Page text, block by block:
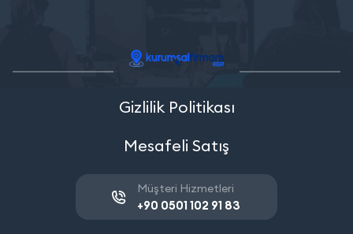
Gizlilik Politikası
Mesafeli Satış
Müşteri Hizmetleri
+90 0501 102 91 83